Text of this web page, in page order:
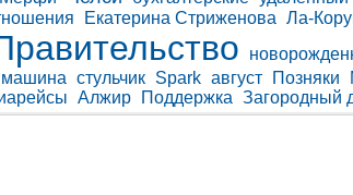
Екатерина Стриженова Ла-
машина стульчик Spark август Позняки
Алжир Поддержка Загородный